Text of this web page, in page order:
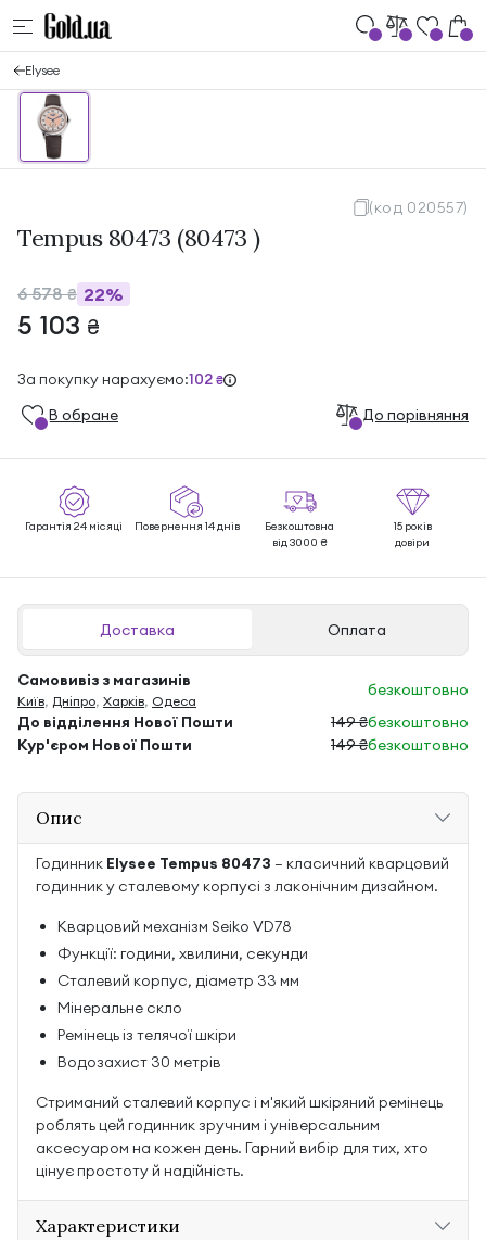
Elysee
(код 020557)
Tempus 80473 (80473 )
6 578₴ 22%
5 103 ₴
За покупку нарахуємо:102 ₴
В обране До порівняння
Гарантія 24 місяці Повернення 14 днів
Безкоштовна
від 3000 ₴
15 років
довіри
Доставка Оплата
Самовивіз з магазинів
Київ, Дніпро, Харків, Одеса
безкоштовно
До відділення Нової Пошти
149 ₴безкоштовно
Кур'єром Нової Пошти
149 ₴безкоштовно
Опис
Годинник Elysee Tempus 80473 — класичний кварцовий
годинник у сталевому корпусі з лаконічним дизайном.
Кварцовий механізм Seiko VD78
Функції: години, хвилини, секунди
Сталевий корпус, діаметр 33 мм
Мінеральне скло
Ремінець із телячої шкіри
Водозахист 30 метрів
Стриманий сталевий корпус і м'який шкіряний ремінець
роблять цей годинник зручним і універсальним
аксесуаром на кожен день. Гарний вибір для тих, хто
цінує простоту й надійність.
Характеристики